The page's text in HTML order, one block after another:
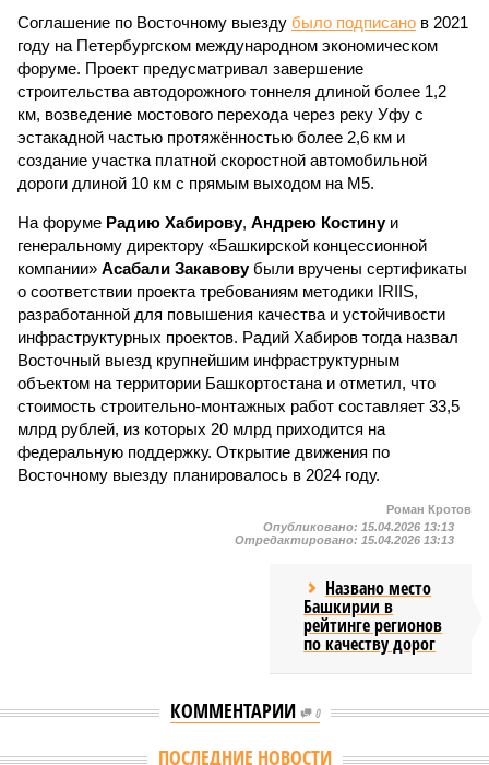
Соглашение по Восточному выезду было подписано в 2021
году на Петербургском международном экономическом
форуме. Проект предусматривал завершение
строительства автодорожного тоннеля длиной более 1,2
км, возведение мостового перехода через реку Уфу с
эстакадной частью протяжённостью более 2,6 км и
создание участка платной скоростной автомобильной
дороги длиной 10 км с прямым выходом на М5.
На форуме Радию Хабирову, Андрею Костинуи
генеральному директору «Башкирской концессионной
компании» Асабали Закавовубыли вручены сертификаты
о соответствии проекта требованиям методики IRIIS,
разработанной для повышения качества и устойчивости
инфраструктурных проектов. Радий Хабиров тогда назвал
Восточный выезд крупнейшим инфраструктурным
объектом на территории Башкортостана и отметил, что
стоимость строительно-монтажных работ составляет 33,5
млрд рублей, из которых 20 млрд приходится на
федеральную поддержку. Открытие движения по
Восточному выезду планировалось в 2024 году.
Роман Кротов
Опубликовано: 15.04.2026 13:13
Отредактировано: 15.04.2026 13:13
Названо место
Башкирии в
рейтинге регионов
по качеству дорог
КОММЕНТАРИИ 0
Версия //Власть //Раскрыта выделенная на развитие промышленности